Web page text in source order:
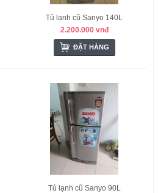
Tủ lạnh cũ Sanyo 140L
2.200.000 vnđ
ĐẶT HÀNG
Tủ lạnh cũ Sanyo 90L